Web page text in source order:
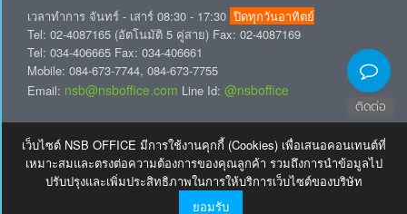
เว็บไซต์ NSB OFFICE มีการใช้งานคุกกี้ (Cookies) เพื่อเสนอคอนเทนต์ที่
เหมาะสมและตรงต่อความต้องการของคุณลูกค้า รวมถึงการนำข้อมูลไป
ปรับปรุงและเพิ่มประสิทธิภาพในการให้บริการเว็บไซต์ของบริษัท
ยอมรับ
ติดต่อ
เวลาทำการ จันทร์ - เสาร์ 08:30 - 17:30 ปิดทุกวันอาทิตย์
Tel: 02-4087165 (อัตโนมัติ 5 คู่สาย) Fax: 02-4087169
Tel: 034-406665 Fax: 034-406661
Mobile: 084-673-7744, 084-673-7755
Email: nsb@nsboffice.com Line Id: @nsboffice
Free E-Newsletter